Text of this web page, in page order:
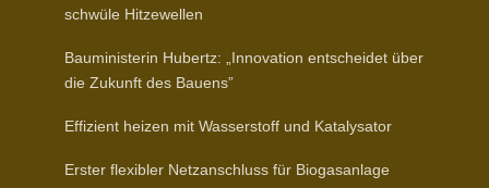
schwüle Hitzewellen
Baumi­nis­terin Hubertz: „Inno­vation entscheidet über
die Zukunft des Bauens”
Effizient heizen mit Wasser­stoff und Katalysator
Erster flexibler Netz­an­schluss für Biogasanlage